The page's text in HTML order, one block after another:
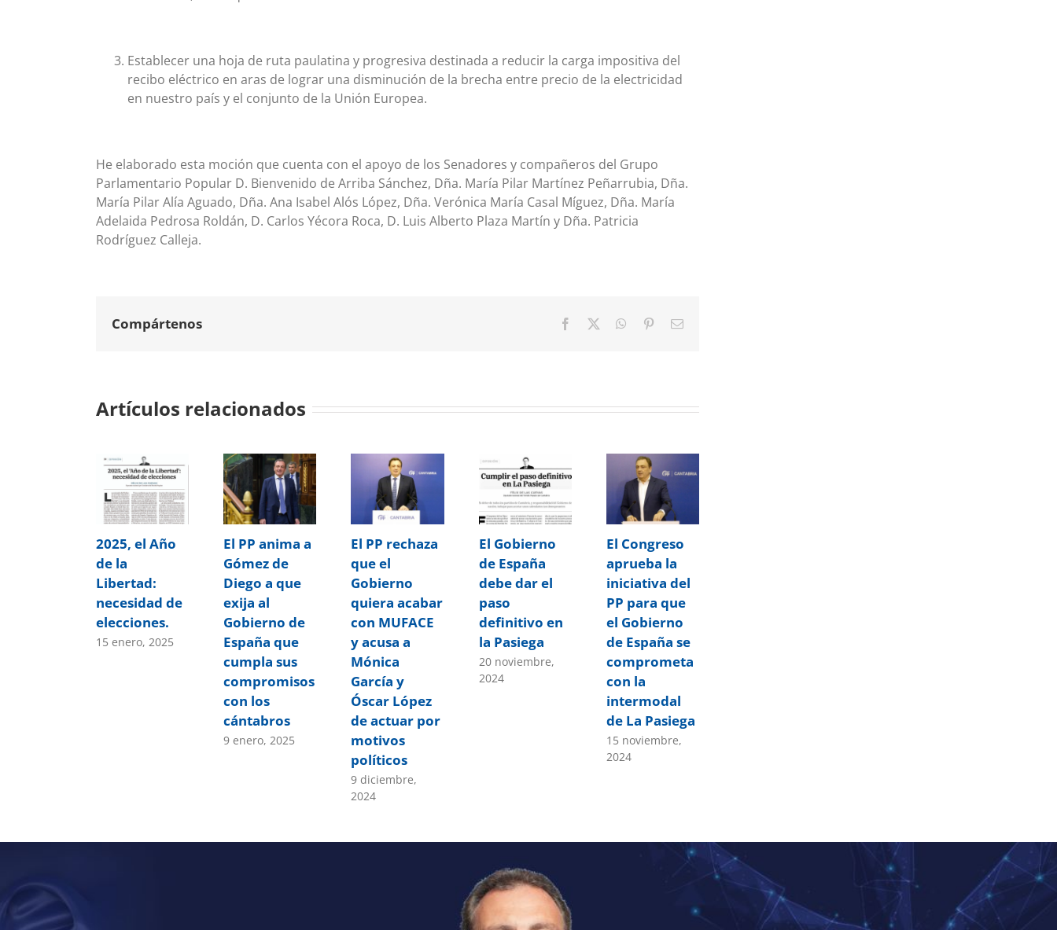
Establecer una hoja de ruta paulatina y progresiva destinada a reducir la carga impositiva del
recibo eléctrico en aras de lograr una disminución de la brecha entre precio de la electricidad
en nuestro país y el conjunto de la Unión Europea.
He elaborado esta moción que cuenta con el apoyo de los Senadores y compañeros del Grupo
Parlamentario Popular D. Bienvenido de Arriba Sánchez, Dña. María Pilar Martínez Peñarrubia, Dña.
María Pilar Alía Aguado, Dña. Ana Isabel Alós López, Dña. Verónica María Casal Míguez, Dña. María
Adelaida Pedrosa Roldán, D. Carlos Yécora Roca, D. Luis Alberto Plaza Martín y Dña. Patricia
Rodríguez Calleja.
Compártenos Facebook WhatsApp
PinterestCorreo
Artículos relacionados
2025, el Año
de la
Libertad:
necesidad de
elecciones.
15 enero, 2025
El PP anima a
Gómez de
Diego a que
exija al
Gobierno de
España que
cumpla sus
compromisos
con los
cántabros
9 enero, 2025
El PP rechaza
que el
Gobierno
quiera acabar
con MUFACE
y acusa a
Mónica
García y
Óscar López
de actuar por
motivos
políticos
9 diciembre,
2024
El Gobierno
de España
debe dar el
paso
definitivo en
la Pasiega
20 noviembre,
2024
El Congreso
aprueba la
iniciativa del
PP para que
el Gobierno
de España se
comprometa
con la
intermodal
de La Pasiega
15 noviembre,
2024